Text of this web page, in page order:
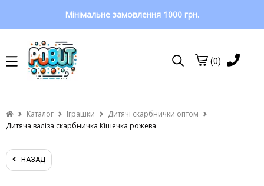
Мінімальне замовлення 1000 грн.
(0)
Каталог Іграшки
Дитячі скарбнички оптом
Дитяча валіза скарбничка Кішечка рожева
НАЗАД